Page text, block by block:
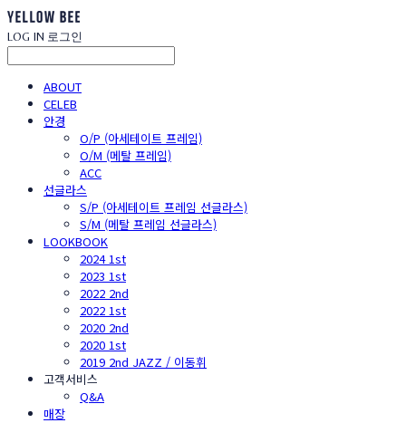
LOG IN 로그인
ABOUT
CELEB
안경
O/P (아세테이트 프레임)
O/M (메탈 프레임)
ACC
선글라스
S/P (아세테이트 프레임 선글라스)
S/M (메탈 프레임 선글라스)
LOOKBOOK
2024 1st
2023 1st
2022 2nd
2022 1st
2020 2nd
2020 1st
2019 2nd JAZZ / 이동휘
고객서비스
Q&A
매장